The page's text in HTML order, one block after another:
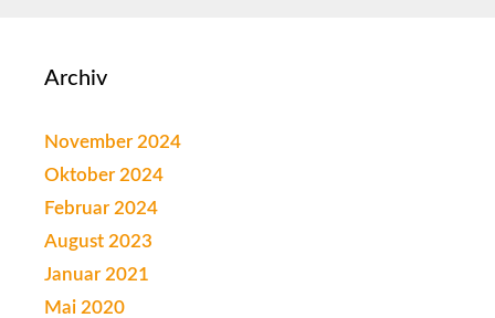
Archiv
November 2024
Oktober 2024
Februar 2024
August 2023
Januar 2021
Mai 2020